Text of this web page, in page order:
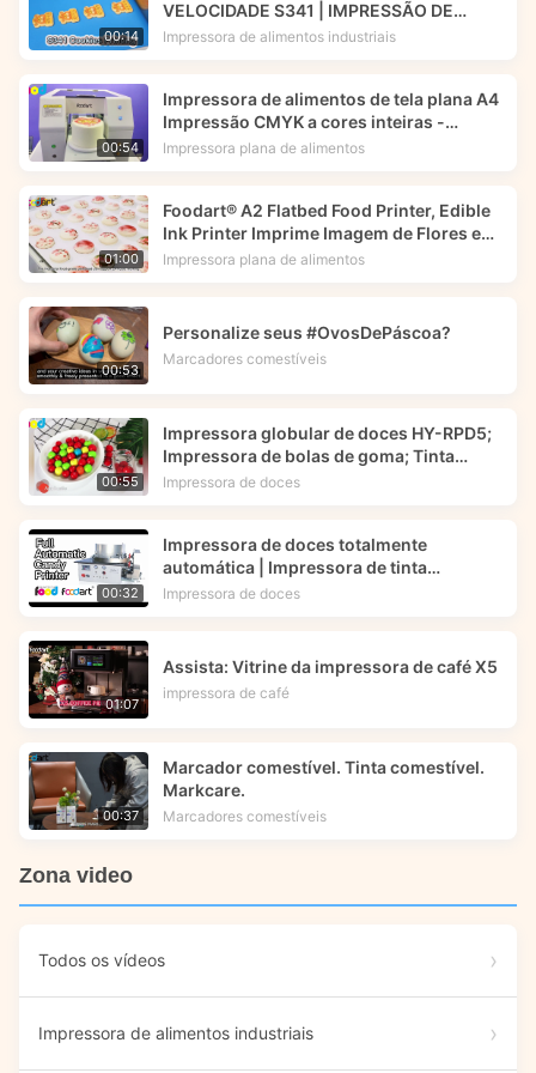
00:14
VELOCIDADE S341 | IMPRESSÃO DE
BISCOITOS | IMPRESSORA DE TINTA
Impressora de alimentos industriais
00:54
Impressora de alimentos de tela plana A4
Impressão CMYK a cores inteiras -
Foodart®
Impressora plana de alimentos
01:00
Foodart® A2 Flatbed Food Printer, Edible
Ink Printer Imprime Imagem de Flores em
Macarrões.
Impressora plana de alimentos
00:53
Personalize seus #OvosDePáscoa?
Marcadores comestíveis
00:55
Impressora globular de doces HY-RPD5;
Impressora de bolas de goma; Tinta
comestível -- Foodart®
Impressora de doces
00:32
Impressora de doces totalmente
automática | Impressora de tinta
comestível | Foodart® da Foodprinttech
Impressora de doces
01:07
Assista: Vitrine da impressora de café X5
impressora de café
00:37
Marcador comestível. Tinta comestível.
Markcare.
Marcadores comestíveis
Zona video
Todos os vídeos
Impressora de alimentos industriais